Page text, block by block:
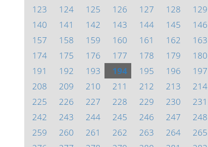
123
124 125 126 127 128 129
140
141 142 143 144 145 146
157
158 159 160 161 162 163
174
175 176 177 178 179 180
191
192 193 194 195 196 197
208
209 210 211 212 213 214
225
226 227 228 229 230 231
242
243 244 245 246 247 248
259
260 261 262 263 264 265